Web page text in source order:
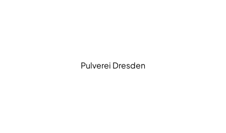
Pulverei Dresden